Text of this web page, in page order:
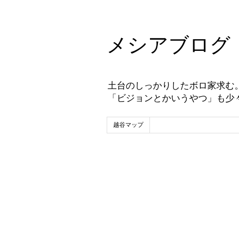
メシアブログ
土台のしっかりしたボロ家求む
「ビジョンとかいうやつ」も
越谷マップ